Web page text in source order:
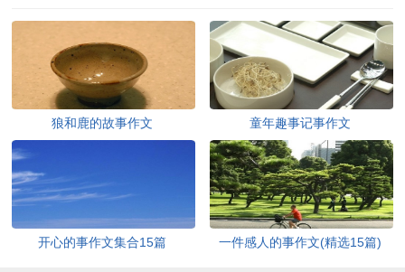
狼和鹿的故事作文 童年趣事记事作文
开心的事作文集合15篇 一件感人的事作文(精选15篇)